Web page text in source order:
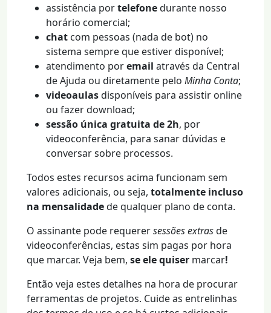
assistência portelefonedurante nosso
horário comercial;
chat com pessoas (nada de bot) no
sistema sempre que estiver disponível;
atendimento poremail através da Central
de Ajuda ou diretamente pelo Minha Conta;
videoaulasdisponíveis para assistir online
ou fazer download;
sessão única gratuita de 2h, por
videoconferência, para sanar dúvidas e
conversar sobre processos.
Todos estes recursos acima funcionam sem
valores adicionais, ou seja, totalmente incluso
na mensalidadede qualquer plano de conta.
O assinante pode requerersessões extrasde
videoconferências, estas sim pagas por hora
que marcar. Veja bem, se ele quiser marcar!
Então veja estes detalhes na hora de procurar
ferramentas de projetos. Cuide as entrelinhas